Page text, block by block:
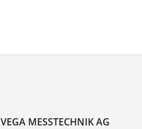
VEGA MESSTECHNIK AG